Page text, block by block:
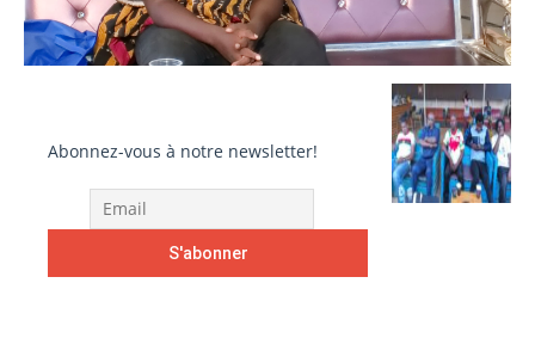
Abonnez-vous à notre newsletter!